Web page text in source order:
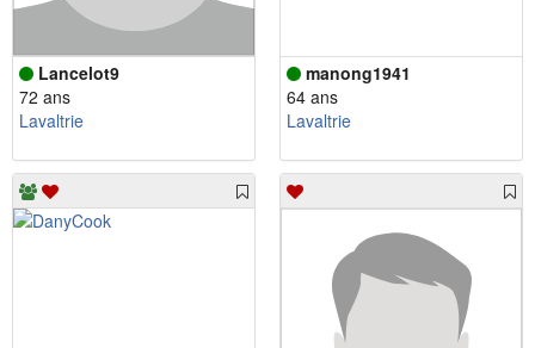
Lancelot9
72 ans
Lavaltrie
manong1941
64 ans
Lavaltrie